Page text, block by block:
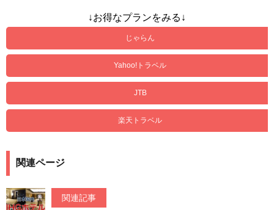
↓お得なプランをみる↓
じゃらん
Yahoo!トラベル
JTB
楽天トラベル
関連ページ
関連記事